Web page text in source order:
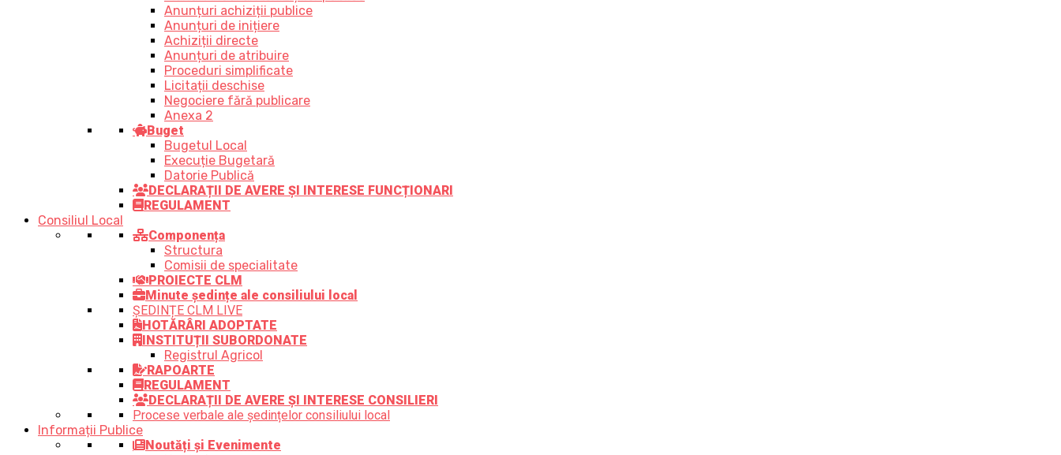
Anunțuri achiziții publice
Anunțuri de inițiere
Achiziții directe
Anunțuri de atribuire
Proceduri simplificate
Licitații deschise
Negociere fără publicare
Anexa 2
Buget
Bugetul Local
Execuție Bugetară
Datorie Publică
DECLARAȚII DE AVERE ȘI INTERESE FUNCȚIONARI
REGULAMENT
Consiliul Local
Componența
Structura
Comisii de specialitate
PROIECTE CLM
Minute ședințe ale consiliului local
ȘEDINȚE CLM LIVE
HOTĂRÂRI ADOPTATE
INSTITUȚII SUBORDONATE
Registrul Agricol
RAPOARTE
REGULAMENT
DECLARAȚII DE AVERE ȘI INTERESE CONSILIERI
Procese verbale ale ședințelor consiliului local
Informații Publice
Noutăți și Evenimente